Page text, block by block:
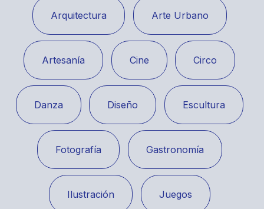
Arquitectura Arte Urbano
Artesanía Cine Circo
Danza Diseño Escultura
Fotografía Gastronomía
Ilustración Juegos